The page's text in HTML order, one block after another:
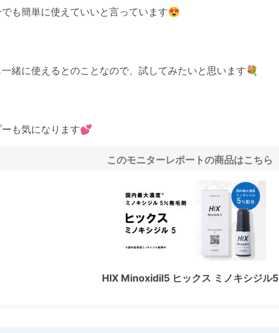
も簡単に使えていいと言っています😍
緒に使えるとのことなので、試してみたいと思います💐
ーも気になります💕
このモニターレポートの商品はこちら
HIX Minoxidil5 ヒックス ミノキシジル5